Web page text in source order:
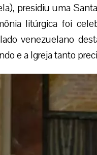
presidiu uma
litúrgica foi
venezuelano
e a Igreja tanto